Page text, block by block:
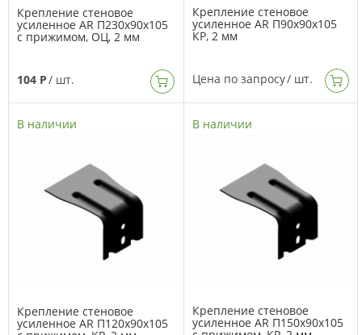
Крепление стеновое
усиленное AR П230х90х105
с прижимом, ОЦ, 2 мм
104 Р/ шт.
Крепление стеновое
усиленное AR П90х90х105
КР, 2 мм
Цена по запросу/ шт.
В наличии
Крепление стеновое
усиленное AR П120х90х105
В наличии
Крепление стеновое
усиленное AR П150х90х105